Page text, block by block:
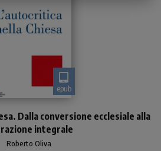
epub
la chiamata alla
che annuncia al
Il presente saggio
Roberto Oliva
Dalla conversione ecclesiale alla
integrale